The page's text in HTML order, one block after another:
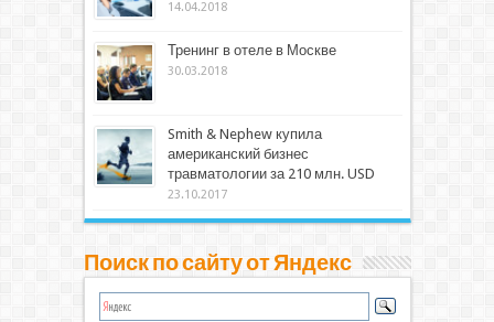
14.04.2018
Тренинг в отеле в Москве
30.03.2018
Smith & Nephew купила
американский бизнес
травматологии за 210 млн. USD
23.10.2017
Поиск по сайту от Яндекс